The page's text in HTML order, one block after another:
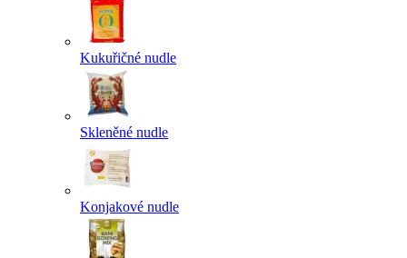
Kukuřičné nudle
Skleněné nudle
Konjakové nudle